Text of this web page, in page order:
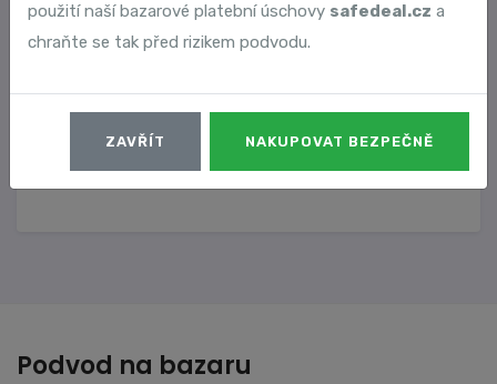
Vyhledané podvody
Číslo podvodu Datum
11368 17. 06. 2024
Podvod na bazaru
použití naší bazarové platební úschovy safedeal.cz a
chraňte se tak před rizikem podvodu.
ZAVŘÍT NAKUPOVAT BEZPEČNĚ